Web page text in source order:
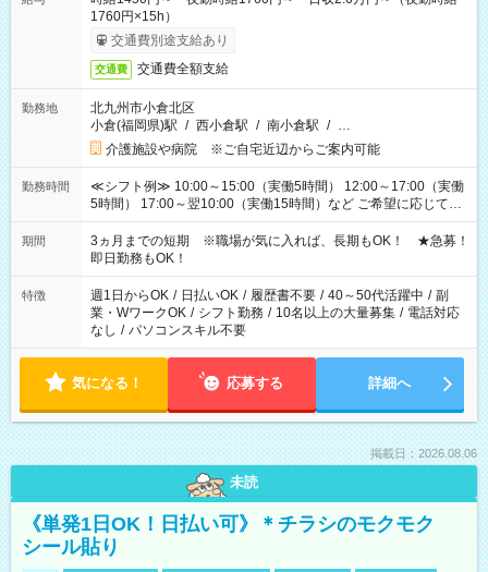
1760円×15h）
交通費別途支給あり
交通費 交通費全額支給
勤務地
北九州市小倉北区
小倉(福岡県)駅 / 西小倉駅 / 南小倉駅 / …
介護施設や病院 ※ご自宅近辺からご案内可能
勤務時間
≪シフト例≫ 10:00～15:00（実働5時間） 12:00～17:00（実働
5時間） 17:00～翌10:00（実働15時間）など ご希望に応じて、
働く時間は調整できます！ お気軽に担当へ相談ください！
期間
3ヵ月までの短期 ※職場が気に入れば、長期もOK！ ★急募！
即日勤務もOK！
特徴 週1日からOK / 日払いOK / 履歴書不要 / 40～50代活躍中 / 副
業・WワークOK / シフト勤務 / 10名以上の大量募集 / 電話対応
なし / パソコンスキル不要
気になる！ 応募する 詳細へ
掲載日：2026.08.06
未読
《単発1日OK！日払い可》＊チラシのモクモク
シール貼り